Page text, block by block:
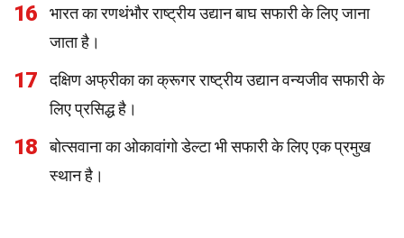
16
भारत का रणथंभौर राष्ट्रीय उद्यान बाघ सफारी के लिए जाना
जाता है।
17
दक्षिण अफ्रीका का क्रूगर राष्ट्रीय उद्यान वन्यजीव सफारी के
लिए प्रसिद्ध है।
18
बोत्सवाना का ओकावांगो डेल्टा भी सफारी के लिए एक प्रमुख
स्थान है।